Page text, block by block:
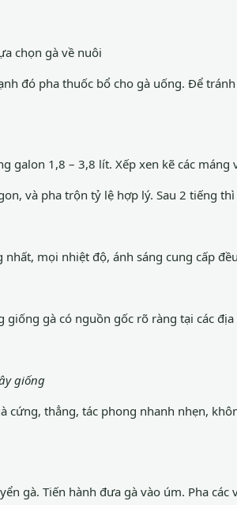
chọn gà về nuôi
đó pha thuốc bổ cho gà uống. Để
galon 1,8 – 3,8 lít. Xếp xen kẽ các máng
và pha trộn tỷ lệ hợp lý. Sau 2 tiếng
mọi nhiệt độ, ánh sáng cung cấp
gà có nguồn gốc rõ ràng tại các
giống
cứng, thẳng, tác phong nhanh nhẹn,
gà. Tiến hành đưa gà vào úm. Pha các